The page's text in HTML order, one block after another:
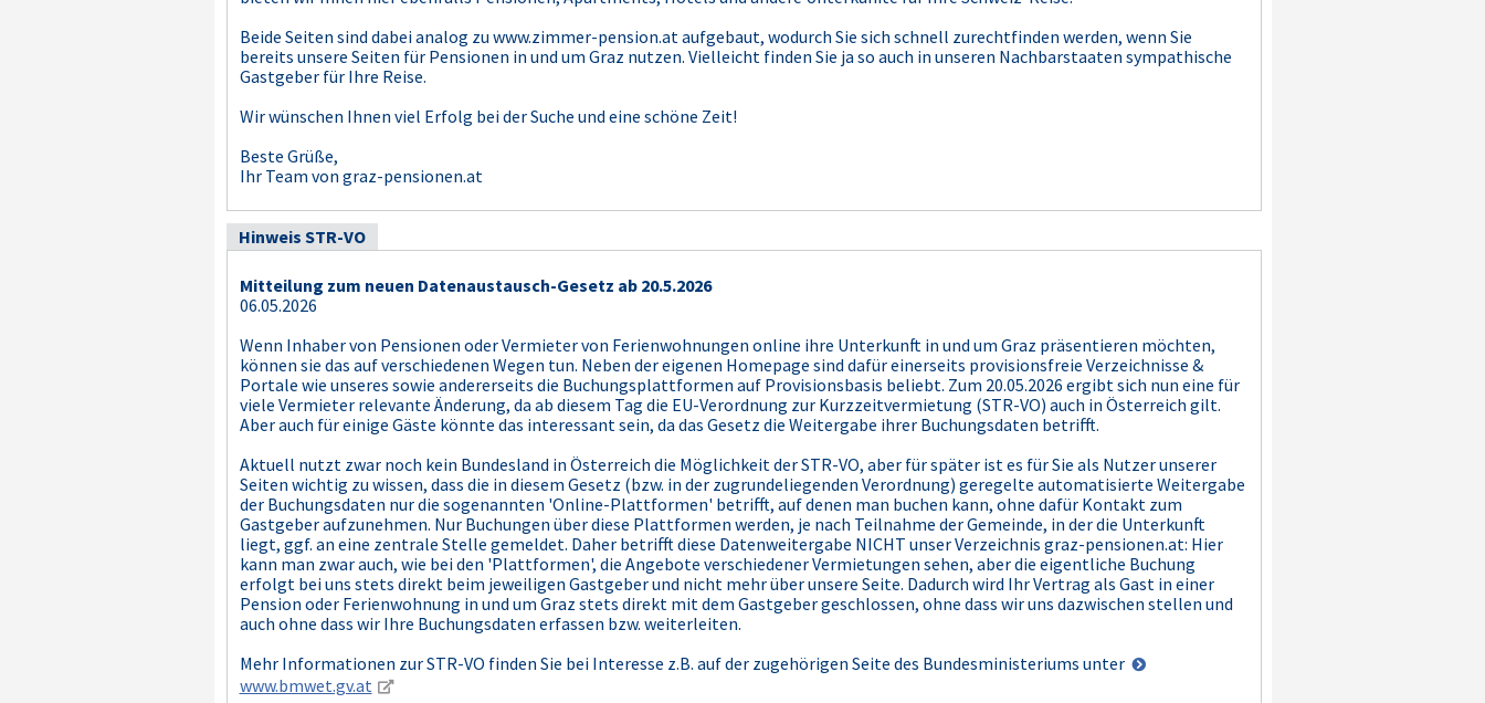
Beide Seiten sind dabei analog zu www.zimmer-pension.at aufgebaut, wodurch Sie sich schnell zurechtfinden werden, wenn Sie
bereits unsere Seiten für Pensionen in und um Graz nutzen. Vielleicht finden Sie ja so auch in unseren Nachbarstaaten sympathische
Gastgeber für Ihre Reise.
Wir wünschen Ihnen viel Erfolg bei der Suche und eine schöne Zeit!
Beste Grüße,
Ihr Team von graz-pensionen.at
Hinweis STR-VO
Mitteilung zum neuen Datenaustausch-Gesetz ab 20.5.2026
06.05.2026
Wenn Inhaber von Pensionen oder Vermieter von Ferienwohnungen online ihre Unterkunft in und um Graz präsentieren möchten,
können sie das auf verschiedenen Wegen tun. Neben der eigenen Homepage sind dafür einerseits provisionsfreie Verzeichnisse &
Portale wie unseres sowie andererseits die Buchungsplattformen auf Provisionsbasis beliebt. Zum 20.05.2026 ergibt sich nun eine für
viele Vermieter relevante Änderung, da ab diesem Tag die EU-Verordnung zur Kurzzeitvermietung (STR-VO) auch in Österreich gilt.
Aber auch für einige Gäste könnte das interessant sein, da das Gesetz die Weitergabe ihrer Buchungsdaten betrifft.
Aktuell nutzt zwar noch kein Bundesland in Österreich die Möglichkeit der STR-VO, aber für später ist es für Sie als Nutzer unserer
Seiten wichtig zu wissen, dass die in diesem Gesetz (bzw. in der zugrundeliegenden Verordnung) geregelte automatisierte Weitergabe
der Buchungsdaten nur die sogenannten 'Online-Plattformen' betrifft, auf denen man buchen kann, ohne dafür Kontakt zum
Gastgeber aufzunehmen. Nur Buchungen über diese Plattformen werden, je nach Teilnahme der Gemeinde, in der die Unterkunft
liegt, ggf. an eine zentrale Stelle gemeldet. Daher betrifft diese Datenweitergabe NICHT unser Verzeichnis graz-pensionen.at: Hier
kann man zwar auch, wie bei den 'Plattformen', die Angebote verschiedener Vermietungen sehen, aber die eigentliche Buchung
erfolgt bei uns stets direkt beim jeweiligen Gastgeber und nicht mehr über unsere Seite. Dadurch wird Ihr Vertrag als Gast in einer
Pension oder Ferienwohnung in und um Graz stets direkt mit dem Gastgeber geschlossen, ohne dass wir uns dazwischen stellen und
auch ohne dass wir Ihre Buchungsdaten erfassen bzw. weiterleiten.
Mehr Informationen zur STR-VO finden Sie bei Interesse z.B. auf der zugehörigen Seite des Bundesministeriums unter
www.bmwet.gv.at